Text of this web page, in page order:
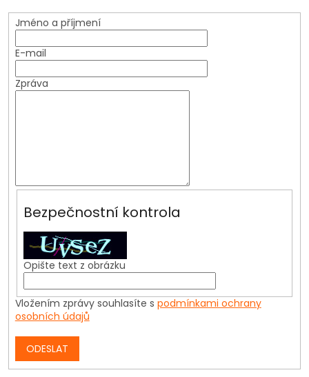
Jméno a příjmení
E-mail
Zpráva
Bezpečnostní kontrola
Opište text z obrázku
Vložením zprávy souhlasíte s podmínkami ochrany
osobních údajů
ODESLAT